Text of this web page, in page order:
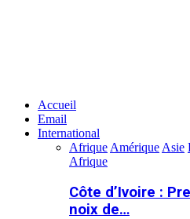
Accueil
Email
International
Afrique Amérique Asie
Afrique
Côte d’Ivoire :
noix de…